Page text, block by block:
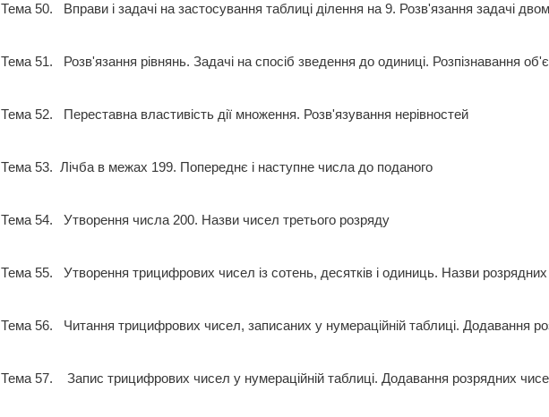
Тема 50. Вправи і задачі на застосування таблиці ділення на 9. Розв'язання задачі
Тема 51. Розв'язання рівнянь. Задачі на спосіб зведення до одиниці. Розпізнавання
Тема 52. Переставна властивість дії множення. Розв'язування нерівностей
Тема 53. Лічба в межах 199. Попереднє і наступне числа до поданого
Тема 54. Утворення числа 200. Назви чисел третього розряду
Тема 55. Утворення трицифрових чисел із сотень, десятків і одиниць. Назви
Тема 56. Читання трицифрових чисел, записаних у нумераційній таблиці. Додавання
Тема 57. Запис трицифрових чисел у нумераційній таблиці. Додавання розрядних